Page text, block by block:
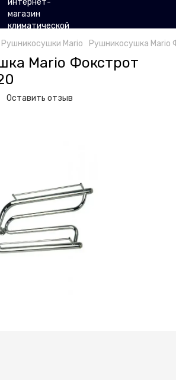
Рушникосушки Mario Рушникосушка
Mario Фокстрот
Оставить отзыв